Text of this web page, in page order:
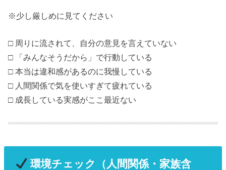
※少し厳しめに見てください
□ 周りに流されて、自分の意見を言えていない
□ 「みんなそうだから」で行動している
□ 本当は違和感があるのに我慢している
□ 人間関係で気を使いすぎて疲れている
□ 成長している実感がここ最近ない
環境チェック（人間関係・家族含